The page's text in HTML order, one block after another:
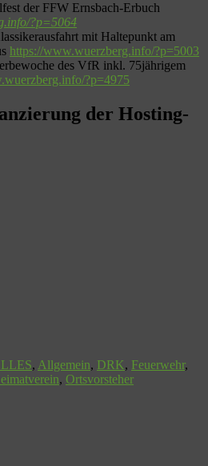
der FFW Ernsbach-Erbuch
?p=5064
mit Haltepunkt am
https://www.wuerzberg.info/?p=5003
des VfR inkl. 75jährigem
?p=4975
der Hosting-
, Allgemein, DRK, Feuerwehr,
, Ortsvorsteher